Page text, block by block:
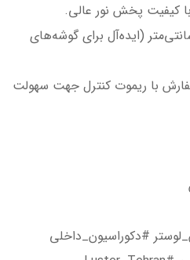
کیفیت پخش نور عالی.
ارتفاع حدودی ۱۹۵ سانتی‌متر (ایده‌آل برای گوشه‌های
با ریموت کنترل جهت سهولت
#دکوراسیون_داخلی